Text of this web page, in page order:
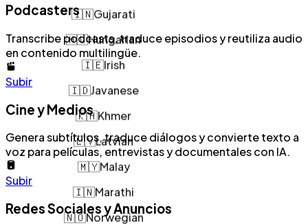
Podcasters
Transcribe podcasts, traduce episodios y reutiliza audio
en contenido multilingüe.
Subir
Cine y Medios
Genera subtítulos, traduce diálogos y convierte texto a
voz para películas, entrevistas y documentales con IA.
Subir
Redes Sociales y Anuncios
🇮🇳Gujarati
🇭🇺Hungarian
🇮🇪Irish
🇮🇩Javanese
🇰🇭Khmer
🇱🇻Latvian
🇲🇾Malay
🇮🇳Marathi
🇳🇴Norwegian